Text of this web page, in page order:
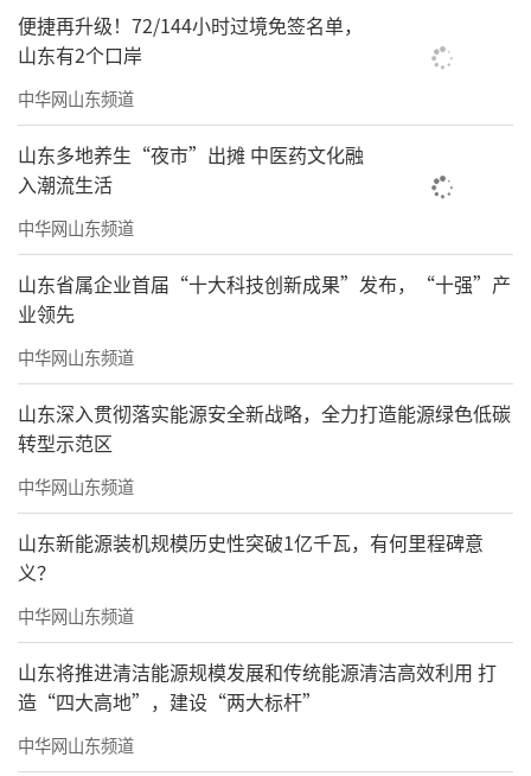
便捷再升级！72/144小时过境免签名单，
山东有2个口岸
中华网山东频道
山东多地养生“夜市”出摊 中医药文化融
入潮流生活
中华网山东频道
山东省属企业首届“十大科技创新成果”发布，“十强”产
业领先
中华网山东频道
山东深入贯彻落实能源安全新战略，全力打造能源绿色低碳
转型示范区
中华网山东频道
山东新能源装机规模历史性突破1亿千瓦，有何里程碑意
义？
中华网山东频道
山东将推进清洁能源规模发展和传统能源清洁高效利用 打
造“四大高地”，建设“两大标杆”
中华网山东频道